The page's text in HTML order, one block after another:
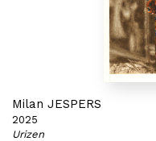
Milan JESPERS
2025
Urizen